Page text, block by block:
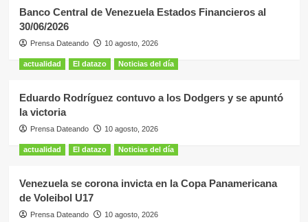
Banco Central de Venezuela Estados Financieros al
30/06/2026
Prensa Dateando 10 agosto, 2026
actualidad El datazo Noticias del día
Eduardo Rodríguez contuvo a los Dodgers y se apuntó
la victoria
Prensa Dateando 10 agosto, 2026
actualidad El datazo Noticias del día
Venezuela se corona invicta en la Copa Panamericana
de Voleibol U17
Prensa Dateando 10 agosto, 2026